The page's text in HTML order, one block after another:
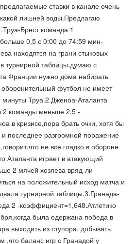
ставки в канале очень
лишней воды.Предлагаю
Брест команда 1
0,5 с 0:00 до 74:59 мин-
находятся на грани стыковых
турнирной таблицы,думаю с
Франции нужно дома набирать
оборонительный футбол не имеет
Труа.2.Дженоа-Аталанта
2 команды меньше 2,5 -
в кризисе,пора брать очки, хотя бы
последнее разгромной поражение
не все гладко в обороне
Аталанта играет в атакующий
2 мячей хозяева вряд-ли
на положительный исход матча и
турнирной таблицы.3.Гранада-
2 -коэффициент=1,648.Атлетико
была одержана победа в
выходить из ступора, добывать
,что баланс игр с Гранадой у